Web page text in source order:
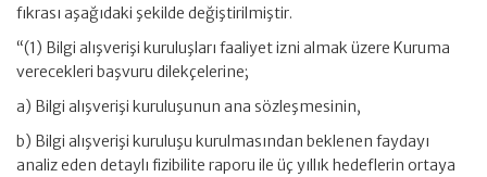
fıkrası aşağıdaki şekilde değiştirilmiştir.
“(1) Bilgi alışverişi kuruluşları faaliyet izni almak üzere Kuruma
verecekleri başvuru dilekçelerine;
a) Bilgi alışverişi kuruluşunun ana sözleşmesinin,
b) Bilgi alışverişi kuruluşu kurulmasından beklenen faydayı
analiz eden detaylı fizibilite raporu ile üç yıllık hedeflerin ortaya